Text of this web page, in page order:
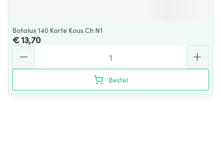
Botalux 140 Korte Kous Ch N1
€ 13,70
Bestel